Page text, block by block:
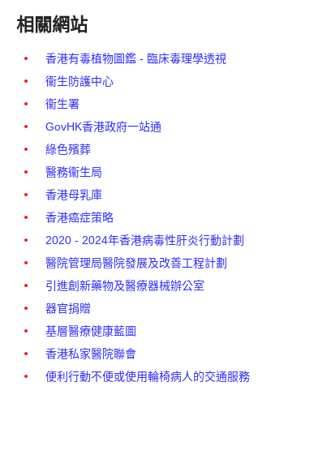
相關網站
香港有毒植物圖鑑 - 臨床毒理學透視
衞生防護中心
衞生署
GovHK香港政府一站通
綠色殯葬
醫務衞生局
香港母乳庫
香港癌症策略
2020 - 2024年香港病毒性肝炎行動計劃
醫院管理局醫院發展及改善工程計劃
引進創新藥物及醫療器械辦公室
器官捐贈
基層醫療健康藍圖
香港私家醫院聯會
便利行動不便或使用輪椅病人的交通服務